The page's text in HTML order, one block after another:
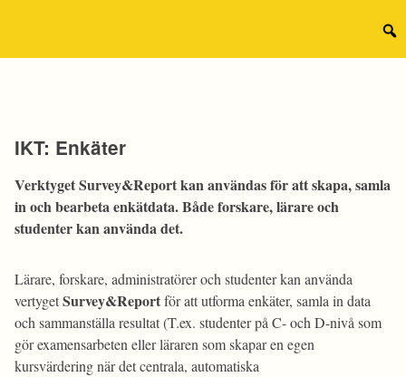
IKT: Enkäter
VerktygetSurvey&Reportkan användas för att skapa, samla
in och bearbeta enkätdata. Både forskare, lärare och
studenter kan använda det.
Lärare, forskare, administratörer och studenter kan använda
vertygetSurvey&Reportför att utforma enkäter, samla in data
och sammanställa resultat (T.ex. studenter på C- och D-nivå som
gör examensarbeten eller läraren som skapar en egen
kursvärdering när det centrala, automatiska